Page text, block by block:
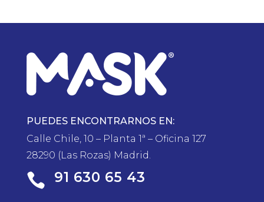
PUEDES ENCONTRARNOS EN:
Calle Chile, 10 – Planta 1ª – Oficina 127
28290 (Las Rozas) Madrid.
 91 630 65 43